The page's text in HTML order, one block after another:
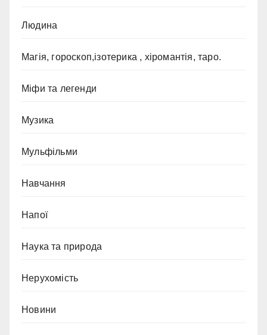
Людина
Магія, гороскоп,ізотерика , хіромантія, таро.
Міфи та легенди
Музика
Мульфільми
Навчання
Напої
Наука та природа
Нерухомість
Новини